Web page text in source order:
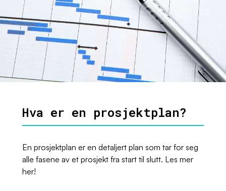
Hva er en prosjektplan?
En prosjektplan er en detaljert plan som tar for seg
alle fasene av et prosjekt fra start til slutt. Les mer
her!